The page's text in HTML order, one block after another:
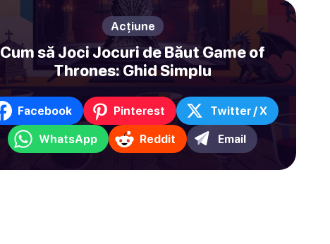
Acțiune
Cum să Joci Jocuri de Băut Game of
Thrones: Ghid Simplu
Facebook Pinterest Twitter / X
WhatsApp Reddit Email